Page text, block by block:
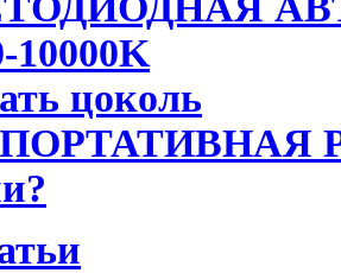
10000K
цоколь
ПОРТАТИВНАЯ